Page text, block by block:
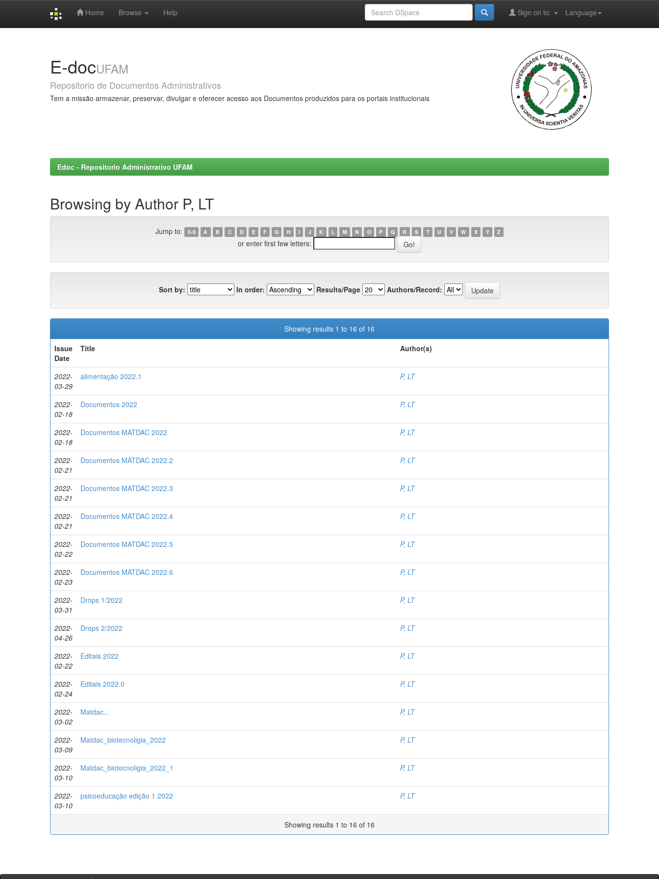
Home Browse Help Language
Sign on to:
E-docUFAM
Repositorio de Documentos Administrativos
Tem a missão armazenar, preservar, divulgar e oferecer acesso aos Documentos produzidos para os portais institucionais
Edoc - Repositorio Administrativo UFAM
Browsing by Author P, LT
Jump to: 0-9 A B C D E F G H I J K L M N O P Q R S T U V W X Y Z
or enter first few letters:
Sort by: In order: Results/Page Authors/Record:
Showing results 1 to 16 of 16
Issue
Date
Title Author(s)
2022-
03-29
alimentação 2022.1 P, LT
2022-
02-18
Documentos 2022 P, LT
2022-
02-18
Documentos MATDAC 2022 P, LT
2022-
02-21
Documentos MATDAC 2022.2 P, LT
2022-
02-21
Documentos MATDAC 2022.3 P, LT
2022-
02-21
Documentos MATDAC 2022.4 P, LT
2022-
02-22
Documentos MATDAC 2022.5 P, LT
2022-
02-23
Documentos MATDAC 2022.6 P, LT
2022-
03-31
Drops 1/2022 P, LT
2022-
04-26
Drops 2/2022 P, LT
2022-
02-22
Editais 2022 P, LT
2022-
02-24
Editais 2022.0 P, LT
2022-
03-02
Matdac... P, LT
2022-
03-09
Matdac_biotecnoligia_2022 P, LT
2022-
03-10
Matdac_biotecnoligia_2022_1 P, LT
2022-
03-10
psicoeducação edição 1 2022 P, LT
Showing results 1 to 16 of 16